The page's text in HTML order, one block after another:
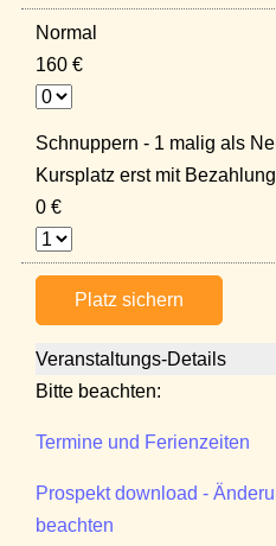
Normal
160 €
Schnuppern - 1 malig als
Kursplatz erst mit
0 €
Platz sichern
Veranstaltungs-Details
Bitte beachten:
Termine und Ferienzeiten
Prospekt download -
beachten